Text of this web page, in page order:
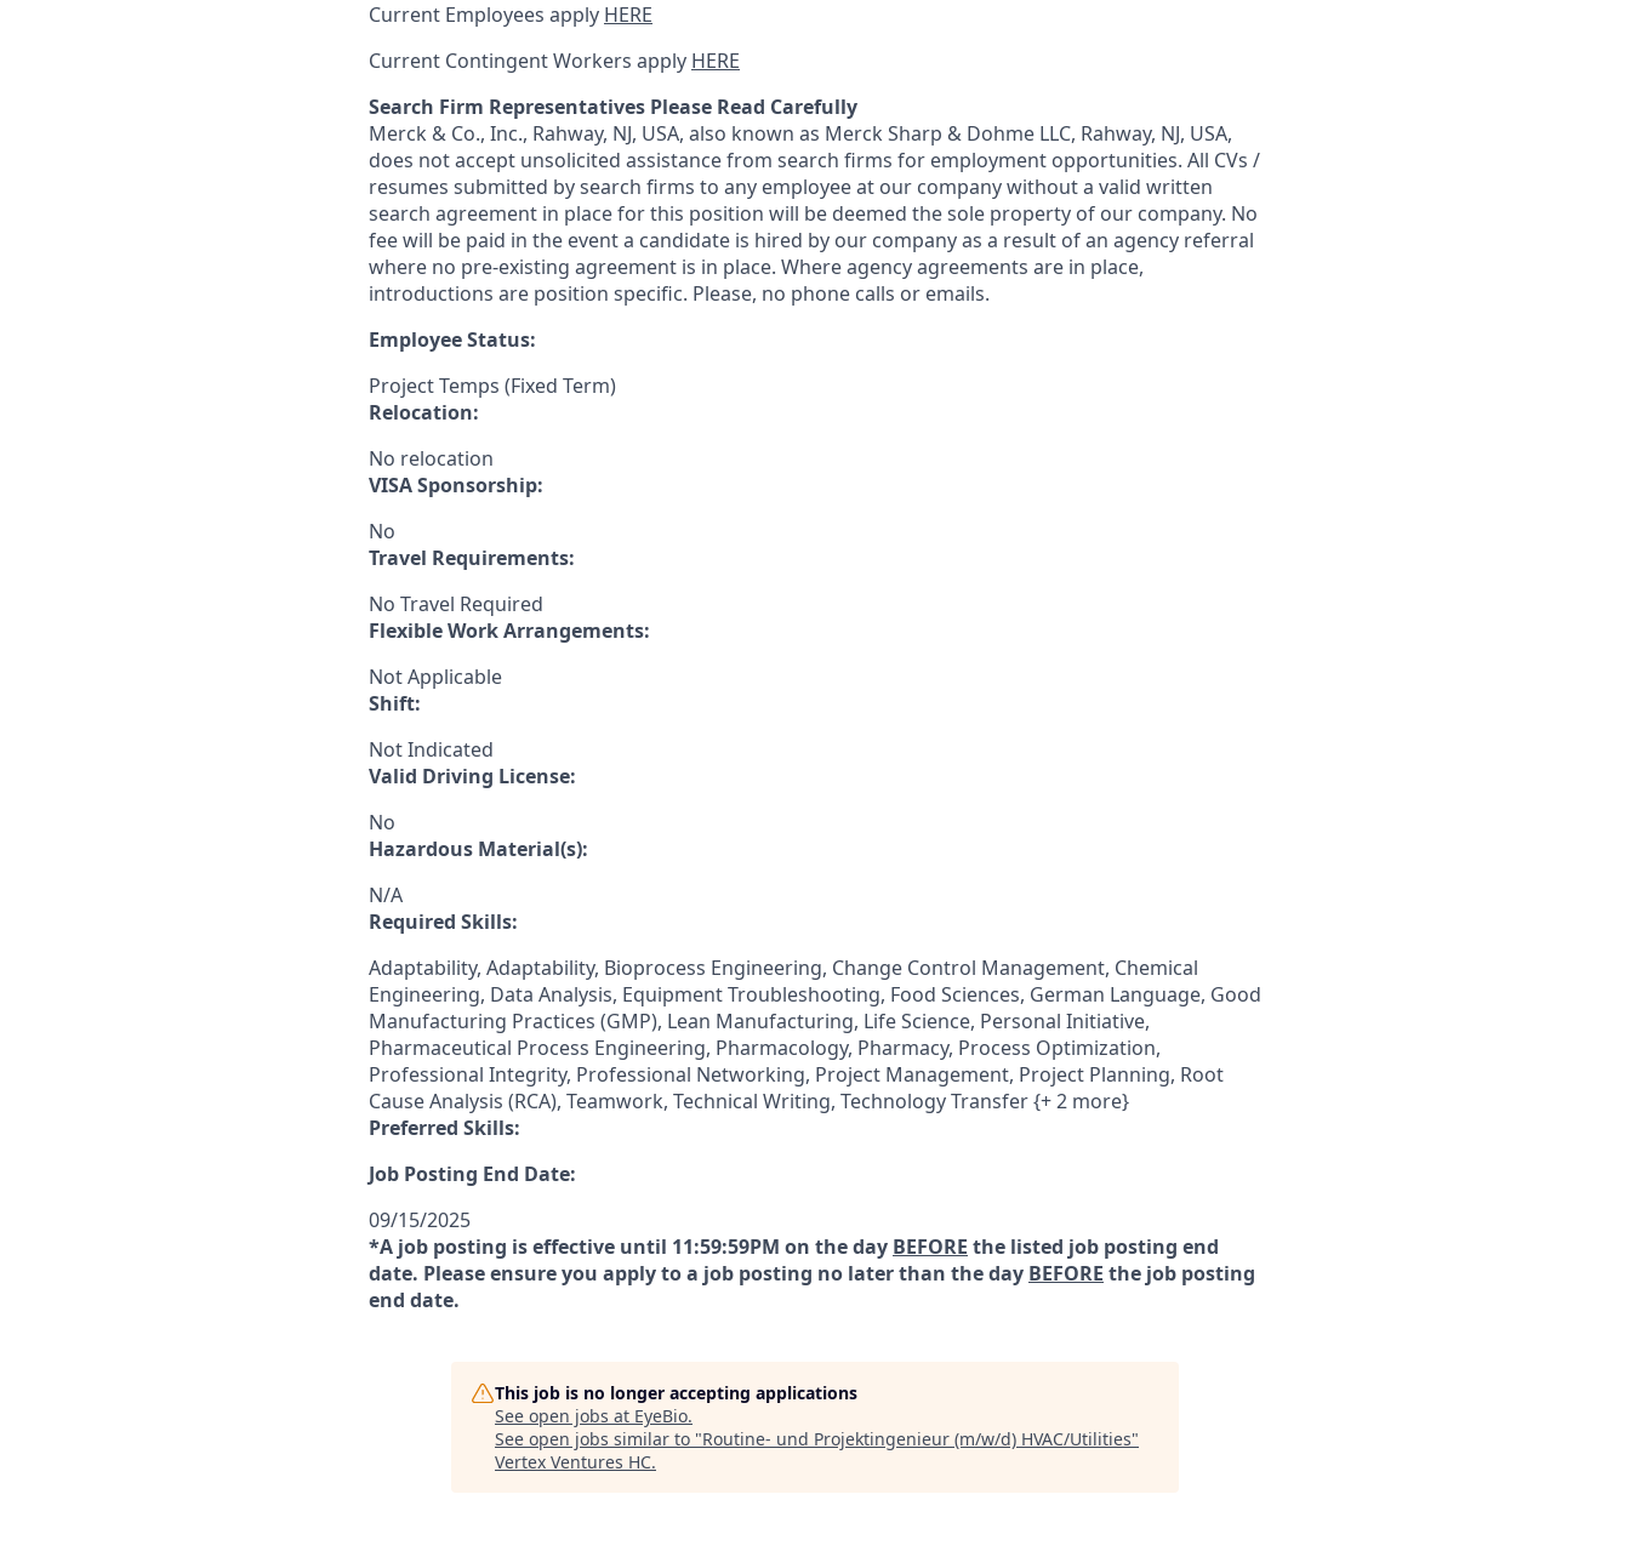
Current Employees apply HERE
Current Contingent Workers apply HERE
Search Firm Representatives Please Read Carefully
Merck & Co., Inc., Rahway, NJ, USA, also known as Merck Sharp & Dohme LLC, Rahway, NJ, USA,
does not accept unsolicited assistance from search firms for employment opportunities. All CVs /
resumes submitted by search firms to any employee at our company without a valid written
search agreement in place for this position will be deemed the sole property of our company. No
fee will be paid in the event a candidate is hired by our company as a result of an agency referral
where no pre-existing agreement is in place. Where agency agreements are in place,
introductions are position specific. Please, no phone calls or emails.
Employee Status:
Project Temps (Fixed Term)
Relocation:
No relocation
VISA Sponsorship:
No
Travel Requirements:
No Travel Required
Flexible Work Arrangements:
Not Applicable
Shift:
Not Indicated
Valid Driving License:
No
Hazardous Material(s):
N/A
Required Skills:
Adaptability, Adaptability, Bioprocess Engineering, Change Control Management, Chemical
Engineering, Data Analysis, Equipment Troubleshooting, Food Sciences, German Language, Good
Manufacturing Practices (GMP), Lean Manufacturing, Life Science, Personal Initiative,
Pharmaceutical Process Engineering, Pharmacology, Pharmacy, Process Optimization,
Professional Integrity, Professional Networking, Project Management, Project Planning, Root
Cause Analysis (RCA), Teamwork, Technical Writing, Technology Transfer {+ 2 more}
Preferred Skills:
Job Posting End Date:
09/15/2025
*A job posting is effective until 11:59:59PM on the day BEFORE the listed job posting end
date. Please ensure you apply to a job posting no later than the day BEFORE the job posting
end date.
This job is no longer accepting applications
See open jobs at EyeBio.
See open jobs similar to "Routine- und Projektingenieur (m/w/d) HVAC/Utilities"
Vertex Ventures HC.